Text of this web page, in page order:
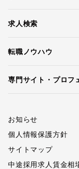
求人検索
転職ノウハウ
専門サイト・プロフ
お知らせ
個人情報保護方針
サイトマップ
中途採用求人賃金相